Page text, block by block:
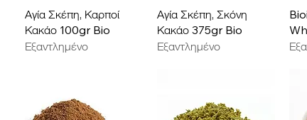
Γρήγορη προβολή
Αγία Σκέπη, Καρποί
Κακάο 100gr Bio
Εξαντλημένο
Γρήγορη προβολή
Αγία Σκέπη, Σκόνη
Κακάο 375gr Bio
Εξαντλημένο